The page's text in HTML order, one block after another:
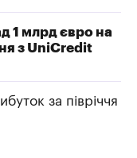
1 млрд євро на
з UniCredit
за півріччя